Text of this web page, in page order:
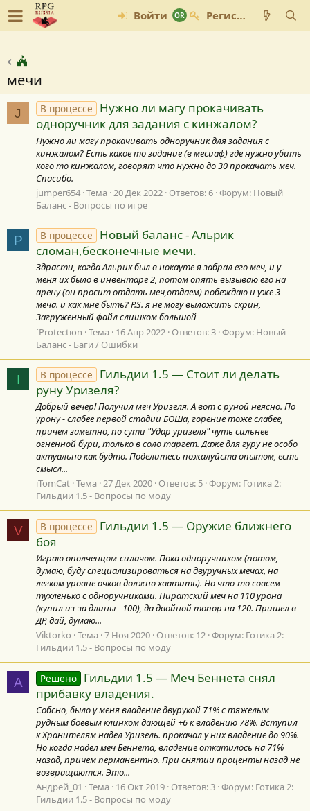
Войти Регистрация
мечи
J В процессе
Нужно ли магу прокачивать
одноручник для задания с кинжалом?
Нужно ли магу прокачивать одноручник для задания с
кинжалом? Есть какое то задание (в месиаф) где нужно убить
кого то кинжалом, говорят что нужно до 30 прокачать меч.
Спасибо.
jumper654 Тема 20 Дек 2022 Ответов: 6 Форум: Новый
Баланс - Вопросы по игре
P В процессе
Новый баланс - Альрик
сломан,бесконечные мечи.
Здрасти, когда Альрик был в нокауте я забрал его меч, и у
меня их было в инвентаре 2, потом опять вызываю его на
арену (он просит отдать меч,отдаем) побеждаю и уже 3
меча. и как мне быть? P.S. я не могу выложить скрин,
Загруженный файл слишком большой
`Protection Тема 16 Апр 2022 Ответов: 3 Форум: Новый
Баланс - Баги / Ошибки
I В процессе
Гильдии 1.5 — Стоит ли делать
руну Уризеля?
Добрый вечер! Получил меч Уризеля. А вот с руной неясно. По
урону - слабее первой стадии БОШа, горение тоже слабее,
причем заметно, по сути "Удар уризеля" чуть сильнее
огненной бури, только в соло таргет. Даже для гуру не особо
актуально как будто. Поделитесь пожалуйста опытом, есть
смысл...
iTomCat Тема 27 Дек 2020 Ответов: 5 Форум: Готика 2:
Гильдии 1.5 - Вопросы по моду
V В процессе
Гильдии 1.5 — Оружие ближнего
боя
Играю ополченцом-силачом. Пока одноручником (потом,
думаю, буду специализироваться на двуручных мечах, на
легком уровне очков должно хватить). Но что-то совсем
тухленько с одноручниками. Пиратский меч на 110 урона
(купил из-за длины - 100), да двойной топор на 120. Пришел в
ДР, дай, думаю...
Viktorko Тема 7 Ноя 2020 Ответов: 12 Форум: Готика 2:
Гильдии 1.5 - Вопросы по моду
А Решено Гильдии 1.5 — Меч Беннета снял
прибавку владения.
Собсно, было у меня владение двурукой 71% с тяжелым
рудным боевым клинком дающей +6 к владению 78%. Вступил
к Хранителям надел Уризель. прокачал у них владение до 90%.
Но когда надел меч Беннета, владение откатилось на 71%
назад, причем перманентно. При снятии проценты назад не
возвращаются. Это...
Андрей_01
Тема 16 Окт 2019 Ответов: 3 Форум: Готика 2:
Гильдии 1.5 - Вопросы по моду